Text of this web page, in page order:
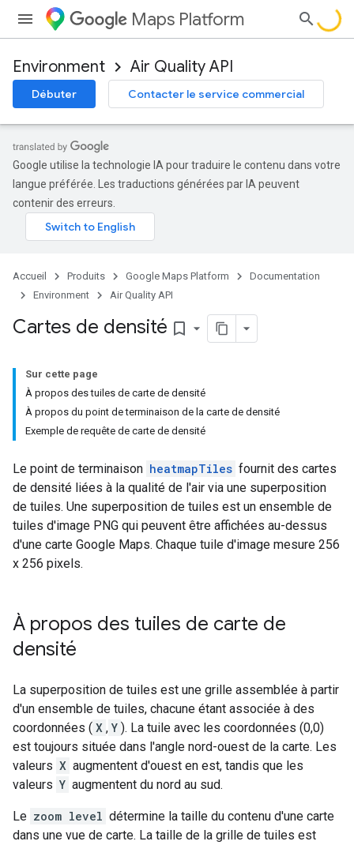
Maps Platform
Environment Air Quality API
Débuter Contacter le service commercial
Google utilise la technologie IA pour traduire le contenu dans votre
langue préférée. Les traductions générées par IA peuvent
contenir des erreurs.
Accueil Produits Google Maps Platform
Documentation
Environment
Air Quality API
Cartes de densité bookmark_border
Sur cette page
À propos des tuiles de carte de densité
À propos du point de terminaison de la carte de densité
Exemple de requête de carte de densité
Le point de terminaison heatmapTiles fournit des cartes
de densité liées à la qualité de l'air via une superposition
de tuiles. Une superposition de tuiles est un ensemble de
tuiles d'image PNG qui peuvent être affichées au-dessus
d'une carte Google Maps. Chaque tuile d'image mesure 256
x 256 pixels.
À propos des tuiles de carte de
densité
La superposition de tuiles est une grille assemblée à partir
d'un ensemble de tuiles, chacune étant associée à des
coordonnées ( X , Y ). La tuile avec les coordonnées (0,0)
est toujours située dans l'angle nord-ouest de la carte. Les
valeurs X augmentent d'ouest en est, tandis que les
valeurs Y augmentent du nord au sud.
Le zoom level détermine la taille du contenu d'une carte
dans une vue de carte. La taille de la grille de tuiles est